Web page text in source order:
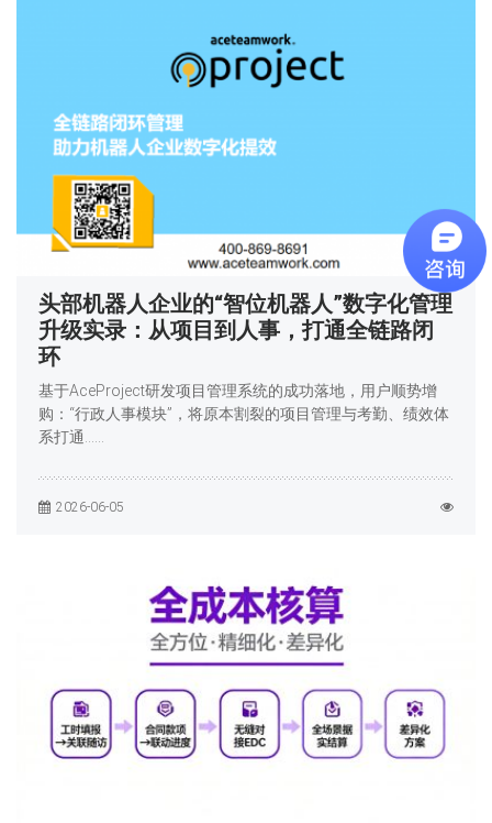
头部机器人企业的“智位机器人”数字化管理
升级实录：从项目到人事，打通全链路闭
环
基于AceProject研发项目管理系统的成功落地，用户顺势增
购：“行政人事模块”，将原本割裂的项目管理与考勤、绩效体
系打通……
2026-06-05